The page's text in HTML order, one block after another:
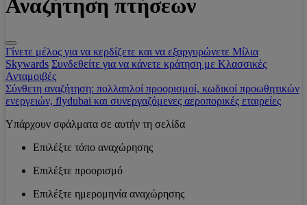
Αναζήτηση πτήσεων
Γίνετε μέλος για να κερδίζετε και να εξαργυρώνετε Μίλια
Skywards Συνδεθείτε για να κάνετε κράτηση με Κλασσικές
Ανταμοιβές
Σύνθετη αναζήτηση: πολλαπλοί προορισμοί, κωδικοί προωθητικών
ενεργειών, flydubai και συνεργαζόμενες αεροπορικές εταιρείες
Υπάρχουν σφάλματα σε αυτήν τη σελίδα
Επιλέξτε τόπο αναχώρησης
Επιλέξτε προορισμό
Επιλέξτε ημερομηνία αναχώρησης